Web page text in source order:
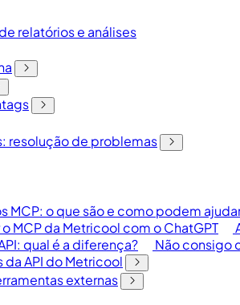
relatórios e análises
resolução de problemas
MCP: o que são e como podem
MCP da Metricool com o ChatGPT
qual é a diferença?
Não consigo
API do Metricool
externas